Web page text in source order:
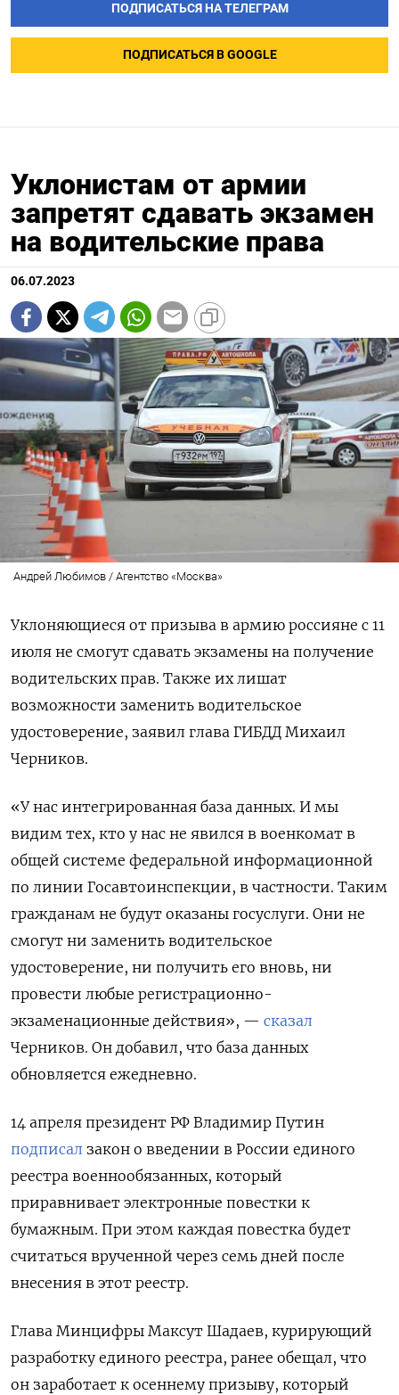
ПОДПИСАТЬСЯ НА ТЕЛЕГРАМ
ПОДПИСАТЬСЯ В GOOGLE
Уклонистам от армии
запретят сдавать экзамен
на водительские права
06.07.2023
Андрей Любимов / Агентство «Москва»
Уклоняющиеся от призыва в армию россияне с 11
июля не смогут сдавать экзамены на получение
водительских прав. Также их лишат
возможности заменить водительское
удостоверение, заявил глава ГИБДД Михаил
Черников.
«У нас интегрированная база данных. И мы
видим тех, кто у нас не явился в военкомат в
общей системе федеральной информационной
по линии Госавтоинспекции, в частности. Таким
гражданам не будут оказаны госуслуги. Они не
смогут ни заменить водительское
удостоверение, ни получить его вновь, ни
провести любые регистрационно-
экзаменационные действия», — сказал
Черников. Он добавил, что база данных
обновляется ежедневно.
14 апреля президент РФ Владимир Путин
подписал закон о введении в России единого
реестра военнообязанных, который
приравнивает электронные повестки к
бумажным. При этом каждая повестка будет
считаться врученной через семь дней после
внесения в этот реестр.
Глава Минцифры Максут Шадаев, курирующий
разработку единого реестра, ранее обещал, что
он заработает к осеннему призыву, который